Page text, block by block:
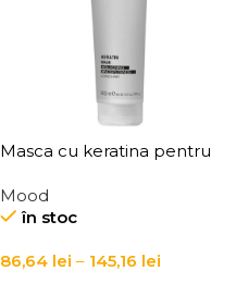
Masca cu keratina pentru
Keratin Long Hair Mask
Mood
în stoc
86,64 lei – 145,16 lei